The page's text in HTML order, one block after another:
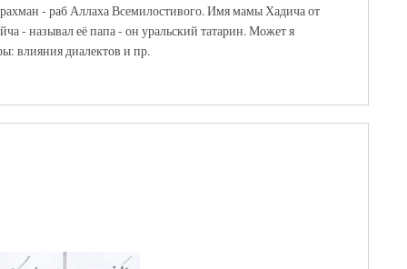
- раб Аллаха Всемилостивого. Имя мамы Хадича от
- называл её папа - он уральский татарин. Может я
влияния диалектов и пр.